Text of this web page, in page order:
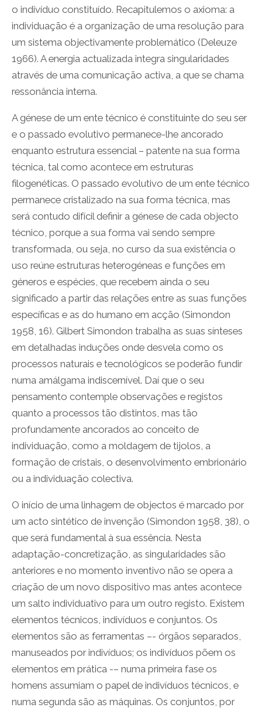
o indivíduo constituído. Recapitulemos o axioma: a
individuação é a organização de uma resolução para
um sistema objectivamente problemático (Deleuze
1966). A energia actualizada integra singularidades
através de uma comunicação activa, a que se chama
ressonância interna.
A génese de um ente técnico é constituinte do seu ser
e o passado evolutivo permanece-lhe ancorado
enquanto estrutura essencial – patente na sua forma
técnica, tal como acontece em estruturas
filogenéticas. O passado evolutivo de um ente técnico
permanece cristalizado na sua forma técnica, mas
será contudo difícil definir a génese de cada objecto
técnico, porque a sua forma vai sendo sempre
transformada, ou seja, no curso da sua existência o
uso reúne estruturas heterogéneas e funções em
géneros e espécies, que recebem ainda o seu
significado a partir das relações entre as suas funções
específicas e as do humano em acção (Simondon
1958, 16). Gilbert Simondon trabalha as suas sínteses
em detalhadas induções onde desvela como os
processos naturais e tecnológicos se poderão fundir
numa amálgama indiscernível. Daí que o seu
pensamento contemple observações e registos
quanto a processos tão distintos, mas tão
profundamente ancorados ao conceito de
individuação, como a moldagem de tijolos, a
formação de cristais, o desenvolvimento embrionário
ou a individuação colectiva.
O início de uma linhagem de objectos é marcado por
um acto sintético de invenção (Simondon 1958, 38), o
que será fundamental à sua essência. Nesta
adaptação-concretização, as singularidades são
anteriores e no momento inventivo não se opera a
criação de um novo dispositivo mas antes acontece
um salto individuativo para um outro registo. Existem
elementos técnicos, indivíduos e conjuntos. Os
elementos são as ferramentas –- órgãos separados,
manuseados por indivíduos; os indivíduos põem os
elementos em prática -– numa primeira fase os
homens assumiam o papel de indivíduos técnicos, e
numa segunda são as máquinas. Os conjuntos, por